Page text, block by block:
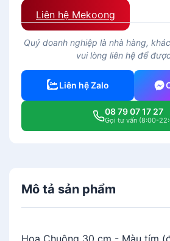
Liên hệ Mekoong
Quý doanh nghiệp là nhà hàng,
vui lòng liên hệ để
Liên hệ Zalo
08 79 07 17 27
Gọi tư vấn (8:00-
Mô tả sản phẩm
Hoa Chuông 30 cm - Màu tím